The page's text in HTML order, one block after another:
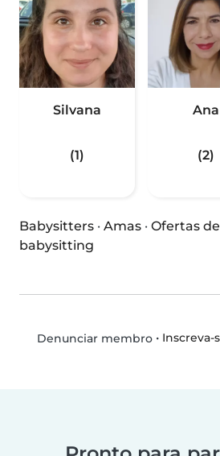
Silvana
(1)
Ana
(2)
Babysitters · Amas · Ofertas
babysitting
Denunciar membro•